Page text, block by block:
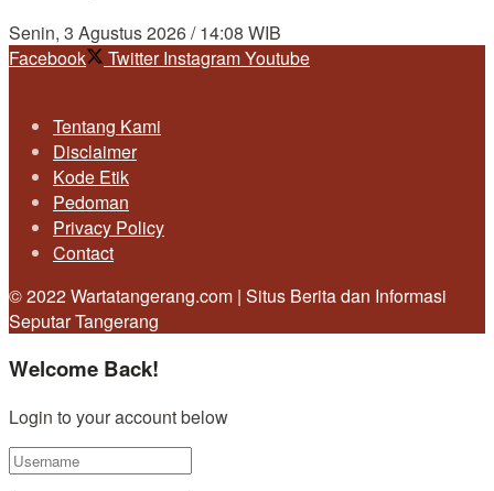
Senin, 3 Agustus 2026 / 14:08 WIB
Facebook
Twitter InstagramYoutube
Tentang Kami
Disclaimer
Kode Etik
Pedoman
Privacy Policy
Contact
© 2022 Wartatangerang.com | Situs Berita dan Informasi
Seputar Tangerang
Welcome Back!
Login to your account below